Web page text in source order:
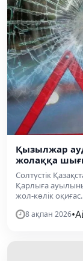
Қызылжар
жолаққа
Солтүстік
Қарлыға
жол-көлік
8 ақпан 2026•